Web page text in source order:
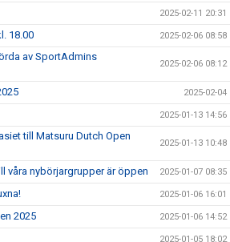
2025-02-11 20:31
18.00 2025-02-06 08:58
av SportAdmins
2025-02-06 08:12
2025-02-04
2025-01-13 14:56
till Matsuru Dutch Open
2025-01-13 10:48
våra nybörjargrupper är öppen 2025-01-07 08:35
2025-01-06 16:01
2025 2025-01-06 14:52
2025-01-05 18:02